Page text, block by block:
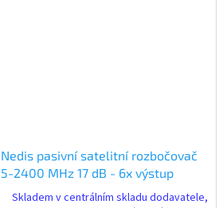
Nedis pasivní satelitní rozbočovač
5-2400 MHz 17 dB - 6x výstup
(SSPL610ME)
Skladem v centrálním skladu dodavatele,